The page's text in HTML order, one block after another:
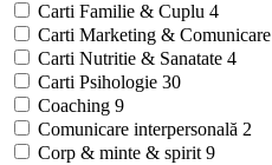
Carti Familie & Cuplu 4
Carti Marketing & Comunicare
Carti Nutritie & Sanatate 4
Carti Psihologie 30
Coaching 9
Comunicare interpersonală 2
Corp & minte & spirit 9